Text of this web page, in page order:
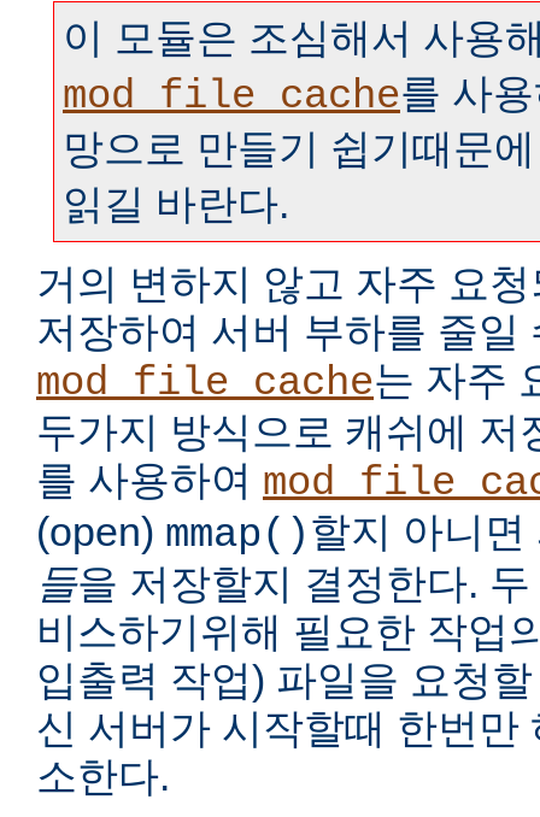
이 모듈은 조심해서 사용
mod_file_cache를 사
망으로 만들기 쉽기때문
읽길 바란다.
거의 변하지 않고 자주 요
저장하여 서버 부하를 줄일
mod_file_cache는 자주
두가지 방식으로 캐쉬에 저
를 사용하여
(open) mmap()할지 아니
들을 저장할지 결정한다.
비스하기위해 필요한 작업
입출력 작업) 파일을 요청
신 서버가 시작할때 한번만
소한다.